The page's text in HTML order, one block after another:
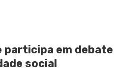
participa em debate
social